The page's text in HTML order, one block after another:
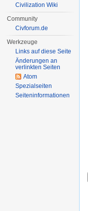
Civilization Wiki
Community
Civforum.de
Werkzeuge
Links auf diese Seite
Änderungen an
verlinkten Seiten
Atom
Spezialseiten
Seiten­informationen